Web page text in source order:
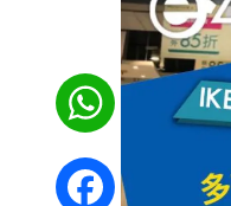
WhatsApp